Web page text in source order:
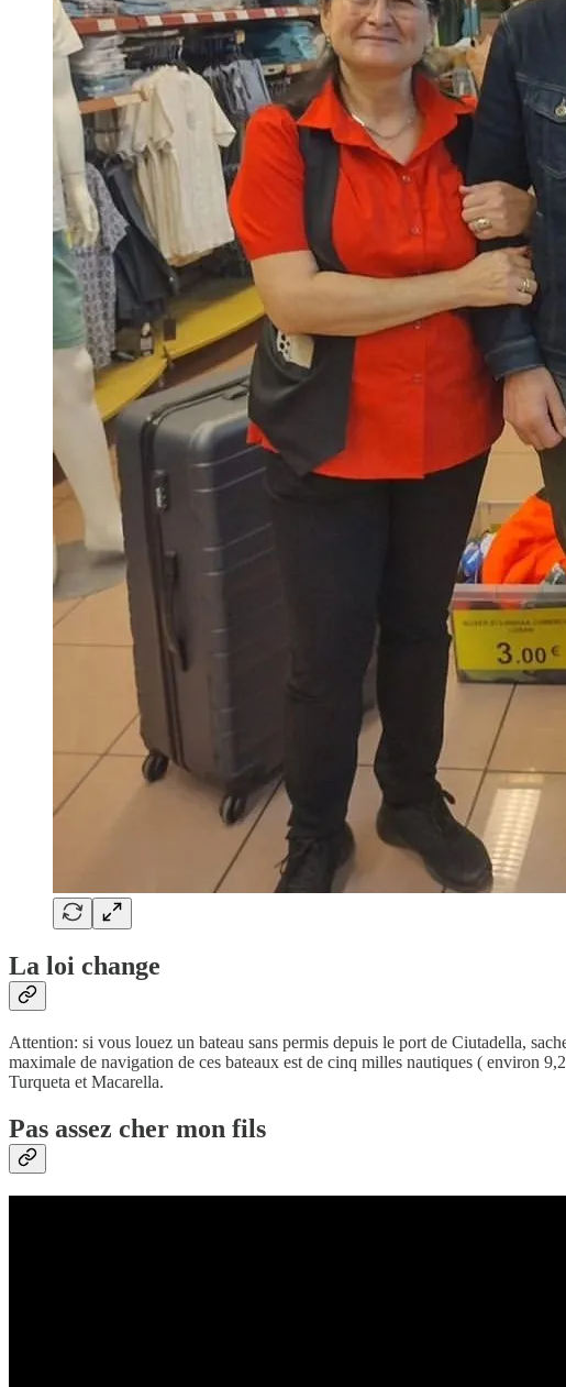
La loi change
Attention: si vous louez un bateau sans permis depuis le port de Ciutadella,
maximale de navigation de ces bateaux est de cinq milles nautiques ( environ
Turqueta et Macarella.
Pas assez cher mon fils